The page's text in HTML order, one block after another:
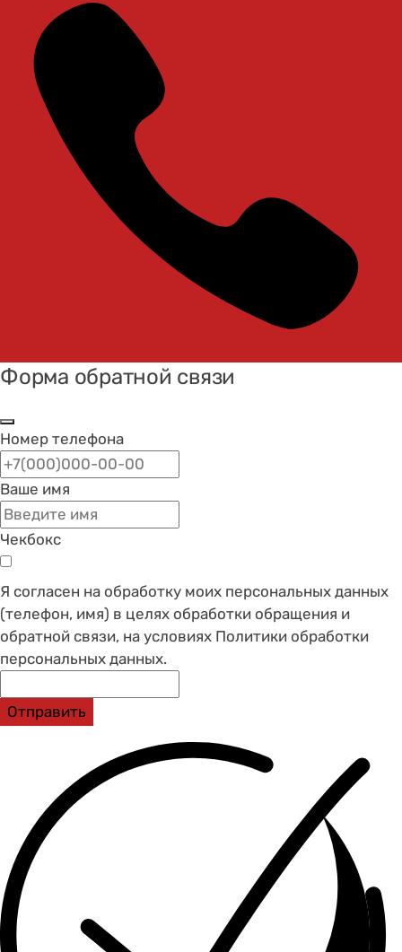
Форма обратной связи
Номер телефона
Ваше имя
Чекбокс
Я согласен на обработку моих персональных данных
(телефон, имя) в целях обработки обращения и
обратной связи, на условиях Политики обработки
персональных данных.
Отправить